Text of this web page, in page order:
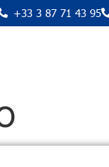
+33 3 87 71 43 95